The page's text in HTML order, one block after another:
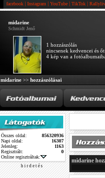
facebook | Instagram | YouTube | TikTok |
midarine
Schmidt Jenő
1 hozzászólás
nincsenek kedvencei és
4 kép van a
midarine >> hozzászólásai
Összes oldal:
856320936
Napi oldal:
16307
Jelenleg:
1163
Regisztrált:
0
Online regisztráltak:
h i r d e t é s
midarine